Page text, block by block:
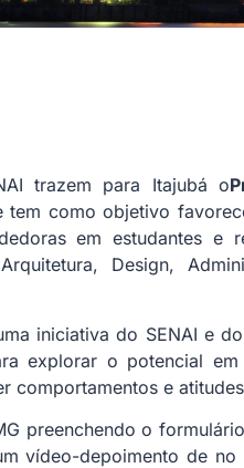
trazem para Itajubá o
tem como objetivo
em estudantes e
Design,
iniciativa do SENAI e
explorar o potencial
comportamentos e
preenchendo o
vídeo-depoimento de